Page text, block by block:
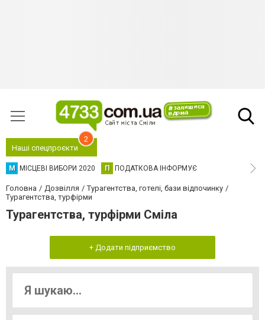
Наші спецпроєкти
2
М МІСЦЕВІ ВИБОРИ 2020 П ПОДАТКОВА ІНФОРМУЄ
Головна Дозвілля
Турагентства, готелі, бази відпочинку
Турагентства, турфірми
Турагентства, турфірми Сміла
+ Додати підприємство